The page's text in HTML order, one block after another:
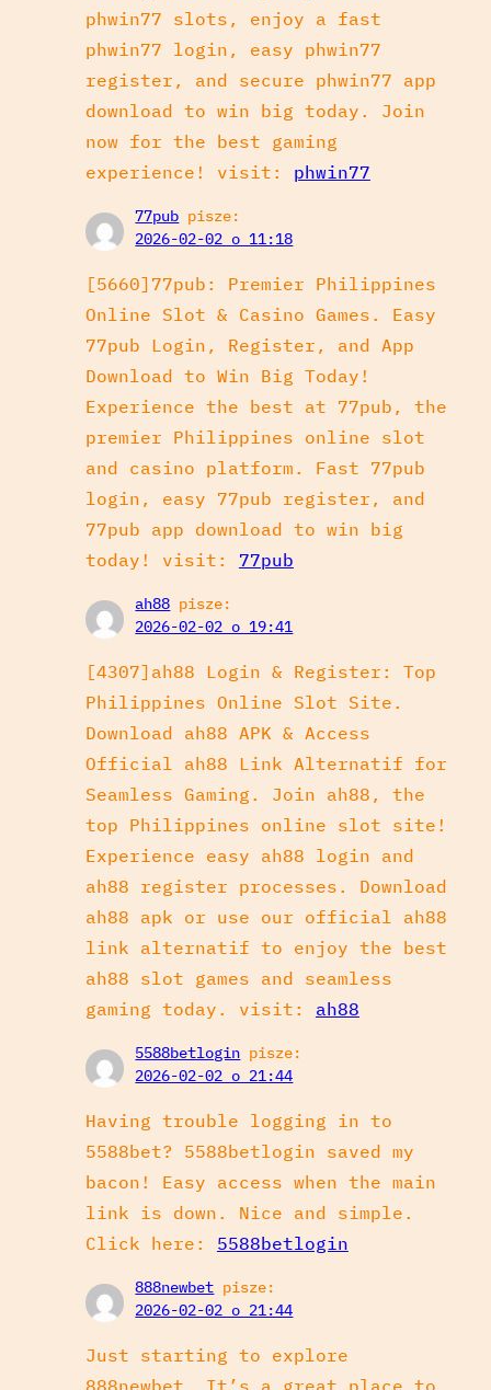
phwin77 slots, enjoy a fast
phwin77 login, easy phwin77
register, and secure phwin77 app
download to win big today. Join
now for the best gaming
experience! visit: phwin77
77pub pisze:
2026-02-02 o 11:18
[5660]77pub: Premier Philippines
Online Slot & Casino Games. Easy
77pub Login, Register, and App
Download to Win Big Today!
Experience the best at 77pub, the
premier Philippines online slot
and casino platform. Fast 77pub
login, easy 77pub register, and
77pub app download to win big
today! visit: 77pub
ah88 pisze:
2026-02-02 o 19:41
[4307]ah88 Login & Register: Top
Philippines Online Slot Site.
Download ah88 APK & Access
Official ah88 Link Alternatif for
Seamless Gaming. Join ah88, the
top Philippines online slot site!
Experience easy ah88 login and
ah88 register processes. Download
ah88 apk or use our official ah88
link alternatif to enjoy the best
ah88 slot games and seamless
gaming today. visit: ah88
5588betlogin pisze:
2026-02-02 o 21:44
Having trouble logging in to
5588bet? 5588betlogin saved my
bacon! Easy access when the main
link is down. Nice and simple.
Click here: 5588betlogin
888newbet pisze:
2026-02-02 o 21:44
Just starting to explore
888newbet. It’s a great place to